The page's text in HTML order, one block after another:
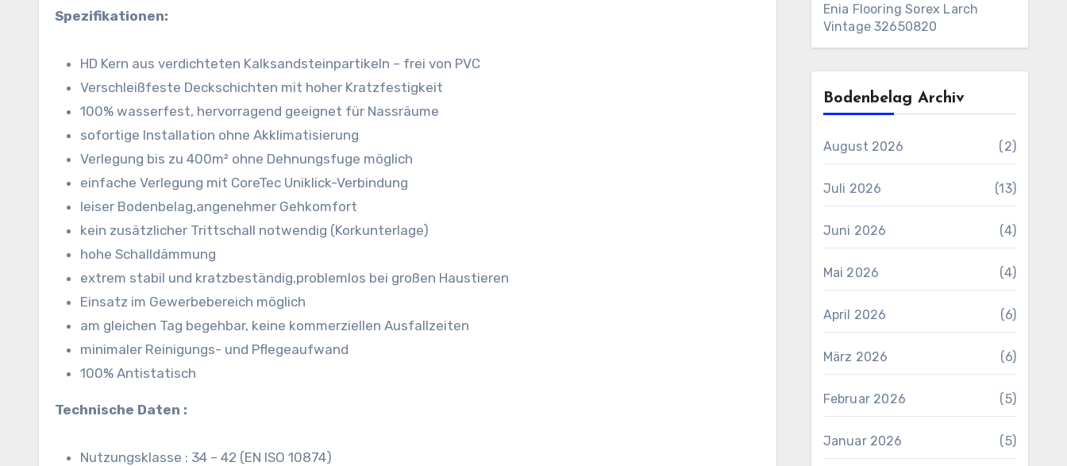
Spezifikationen:
HD Kern aus verdichteten Kalksandsteinpartikeln – frei von PVC
Verschleißfeste Deckschichten mit hoher Kratzfestigkeit
100% wasserfest, hervorragend geeignet für Nassräume
sofortige Installation ohne Akklimatisierung
Verlegung bis zu 400m² ohne Dehnungsfuge möglich
einfache Verlegung mit CoreTec Uniklick-Verbindung
leiser Bodenbelag,angenehmer Gehkomfort
kein zusätzlicher Trittschall notwendig (Korkunterlage)
hohe Schalldämmung
extrem stabil und kratzbeständig,problemlos bei großen Haustieren
Einsatz im Gewerbebereich möglich
am gleichen Tag begehbar, keine kommerziellen Ausfallzeiten
minimaler Reinigungs- und Pflegeaufwand
100% Antistatisch
Technische Daten :
Nutzungsklasse : 34 – 42 (EN ISO 10874)
Enia Flooring Sorex ​Larch
Vintage 32650820
Bodenbelag Archiv
August 2026 (2)
Juli 2026 (13)
Juni 2026 (4)
Mai 2026 (4)
April 2026 (6)
März 2026 (6)
Februar 2026 (5)
Januar 2026 (5)